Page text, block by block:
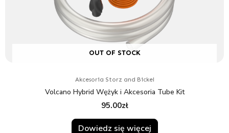
OUT OF STOCK
Akcesoria Storz and Bickel
Volcano Hybrid Wężyk i Akcesoria Tube Kit
95.00zł
Dowiedz się więcej